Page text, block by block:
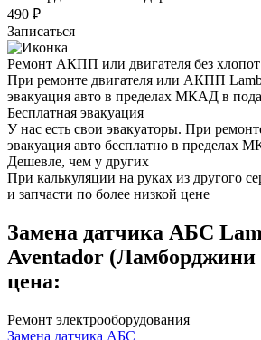
490 ₽
Записаться
Ремонт АКПП или двигателя без хлопот
При ремонте двигателя или АКПП
эвакуация авто в пределах МКАД в
Бесплатная эвакуация
У нас есть свои эвакуаторы. При
эвакуация авто бесплатно в пределах
Дешевле, чем у других
При калькуляции на руках из другого
и запчасти по более низкой цене
Замена датчика АБС
Aventador (Ламборджини
цена:
Ремонт электрооборудования
Замена датчика АБС